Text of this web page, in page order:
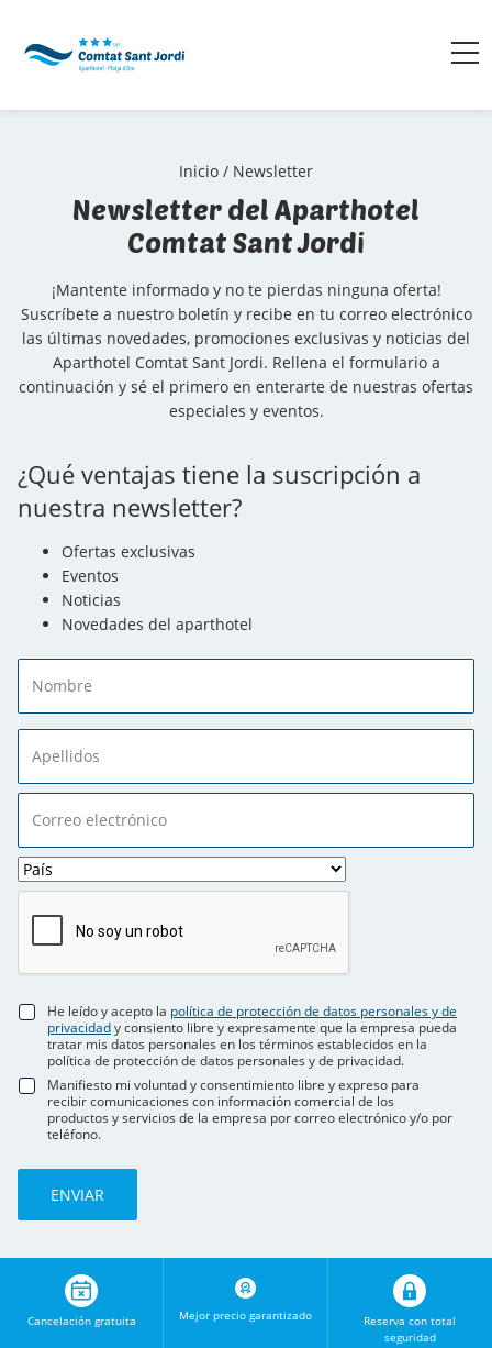
Inicio / Newsletter
Newsletter del Aparthotel
Comtat Sant Jordi
¡Mantente informado y no te pierdas ninguna oferta!
Suscríbete a nuestro boletín y recibe en tu correo electrónico
las últimas novedades, promociones exclusivas y noticias del
Aparthotel Comtat Sant Jordi. Rellena el formulario a
continuación y sé el primero en enterarte de nuestras ofertas
especiales y eventos.
¿Qué ventajas tiene la suscripción a
nuestra newsletter?
Ofertas exclusivas
Eventos
Noticias
Novedades del aparthotel
He leído y acepto la política de protección de datos personales y de
privacidady consiento libre y expresamente que la empresa pueda
tratar mis datos personales en los términos establecidos en la
política de protección de datos personales y de privacidad.
Manifiesto mi voluntad y consentimiento libre y expreso para
recibir comunicaciones con información comercial de los
productos y servicios de la empresa por correo electrónico y/o por
teléfono.
Cancelación gratuita Mejor precio garantizado
Reserva con total
seguridad